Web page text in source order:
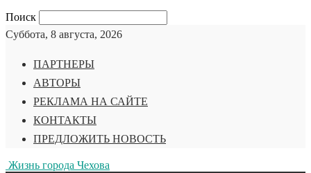
Поиск
Суббота, 8 августа, 2026
ПАРТНЕРЫ
АВТОРЫ
РЕКЛАМА НА САЙТЕ
КОНТАКТЫ
ПРЕДЛОЖИТЬ НОВОСТЬ
Жизнь города Чехова